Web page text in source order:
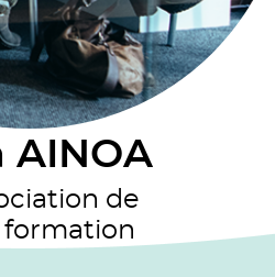
AINOA
de
formation